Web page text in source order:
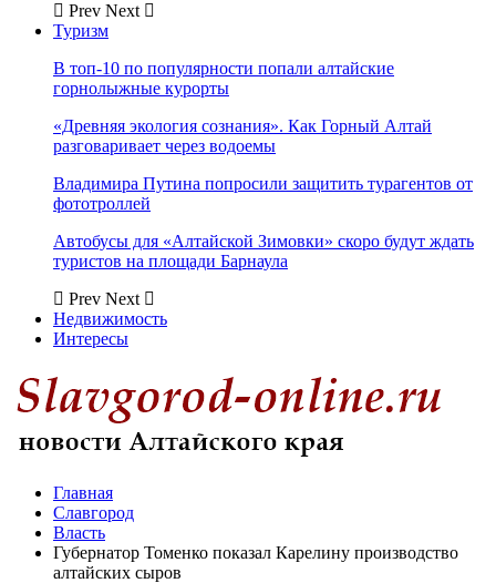
Prev Next
Туризм
В топ-10 по популярности попали алтайские
горнолыжные курорты
«Древняя экология сознания». Как Горный Алтай
разговаривает через водоемы
Владимира Путина попросили защитить турагентов от
фототроллей
Автобусы для «Алтайской Зимовки» скоро будут ждать
туристов на площади Барнаула
Prev Next
Недвижимость
Интересы
Главная
Славгород
Власть
Губернатор Томенко показал Карелину производство
алтайских сыров